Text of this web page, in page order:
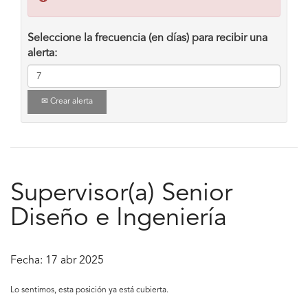
Seleccione la frecuencia (en días) para recibir una
alerta:
Crear alerta
Supervisor(a) Senior
Diseño e Ingeniería
Fecha: 17 abr 2025
Lo sentimos, esta posición ya está cubierta.